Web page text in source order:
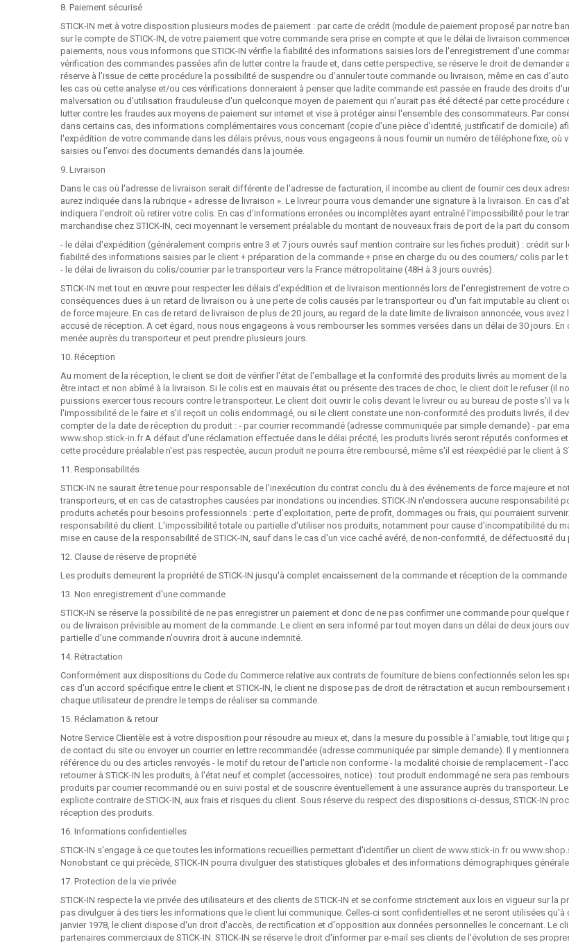
8. Paiement sécurisé
STICK-IN met à votre disposition plusieurs modes de paiement : par carte de crédit (module de paiement proposé par notre
sur le compte de STICK-IN, de votre paiement que votre commande sera prise en compte et que le délai de livraison
paiements, nous vous informons que STICK-IN vérifie la fiabilité des informations saisies lors de l'enregistrement d'une
vérification des commandes passées afin de lutter contre la fraude et, dans cette perspective, se réserve le droit de
réserve à l'issue de cette procédure la possibilité de suspendre ou d'annuler toute commande ou livraison, même en cas
les cas où cette analyse et/ou ces vérifications donneraient à penser que ladite commande est passée en fraude des droits
malversation ou d'utilisation frauduleuse d'un quelconque moyen de paiement qui n'aurait pas été détecté par cette
lutter contre les fraudes aux moyens de paiement sur internet et vise à protéger ainsi l'ensemble des consommateurs. Par
dans certains cas, des informations complémentaires vous concernant (copie d’une pièce d'identité, justificatif de domicile)
l'expédition de votre commande dans les délais prévus, nous vous engageons à nous fournir un numéro de téléphone fixe,
saisies ou l’envoi des documents demandés dans la journée.
9. Livraison
Dans le cas où l'adresse de livraison serait différente de l'adresse de facturation, il incombe au client de fournir ces deux
aurez indiquée dans la rubrique « adresse de livraison ». Le livreur pourra vous demander une signature à la livraison. En cas
indiquera l'endroit où retirer votre colis. En cas d'informations erronées ou incomplètes ayant entraîné l'impossibilité pour le
marchandise chez STICK-IN, ceci moyennant le versement préalable du montant de nouveaux frais de port de la part du
- le délai d'expédition (généralement compris entre 3 et 7 jours ouvrés sauf mention contraire sur les fiches produit) : crédit sur
fiabilité des informations saisies par le client + préparation de la commande + prise en charge du ou des courriers/ colis par le
- le délai de livraison du colis/courrier par le transporteur vers la France métropolitaine (48H à 3 jours ouvrés).
STICK-IN met tout en œuvre pour respecter les délais d'expédition et de livraison mentionnés lors de l'enregistrement de
conséquences dues à un retard de livraison ou à une perte de colis causés par le transporteur ou d'un fait imputable au
de force majeure. En cas de retard de livraison de plus de 20 jours, au regard de la date limite de livraison annoncée, vous
accusé de réception. A cet égard, nous nous engageons à vous rembourser les sommes versées dans un délai de 30 jours.
menée auprès du transporteur et peut prendre plusieurs jours.
10. Réception
Au moment de la réception, le client se doit de vérifier l'état de l'emballage et la conformité des produits livrés au moment de
être intact et non abîmé à la livraison. Si le colis est en mauvais état ou présente des traces de choc, le client doit le refuser (il
puissions exercer tous recours contre le transporteur. Le client doit ouvrir le colis devant le livreur ou au bureau de poste s'il
l'impossibilité de le faire et s'il reçoit un colis endommagé, ou si le client constate une non-conformité des produits livrés, il
compter de la date de réception du produit : - par courrier recommandé (adresse communiquée par simple demande) - par
www.shop.stick-in.fr A défaut d'une réclamation effectuée dans le délai précité, les produits livrés seront réputés conformes
cette procédure préalable n'est pas respectée, aucun produit ne pourra être remboursé, même s'il est réexpédié par le client à
11. Responsabilités
STICK-IN ne saurait être tenue pour responsable de l'inexécution du contrat conclu du à des événements de force majeure et
transporteurs, et en cas de catastrophes causées par inondations ou incendies. STICK-IN n'endossera aucune
produits achetés pour besoins professionnels : perte d'exploitation, perte de profit, dommages ou frais, qui pourraient
responsabilité du client. L'impossibilité totale ou partielle d'utiliser nos produits, notamment pour cause d'incompatibilité du
mise en cause de la responsabilité de STICK-IN, sauf dans le cas d'un vice caché avéré, de non-conformité, de défectuosité du
12. Clause de réserve de propriété
Les produits demeurent la propriété de STICK-IN jusqu'à complet encaissement de la commande et réception de la commande
13. Non enregistrement d'une commande
STICK-IN se réserve la possibilité de ne pas enregistrer un paiement et donc de ne pas confirmer une commande pour
ou de livraison prévisible au moment de la commande. Le client en sera informé par tout moyen dans un délai de deux jours
partielle d'une commande n'ouvrira droit à aucune indemnité.
14. Rétractation
Conformément aux dispositions du Code du Commerce relative aux contrats de fourniture de biens confectionnés selon les
cas d'un accord spécifique entre le client et STICK-IN, le client ne dispose pas de droit de rétractation et aucun remboursement
chaque utilisateur de prendre le temps de réaliser sa commande.
15. Réclamation & retour
Notre Service Clientèle est à votre disposition pour résoudre au mieux et, dans la mesure du possible à l'amiable, tout litige
de contact du site ou envoyer un courrier en lettre recommandée (adresse communiquée par simple demande). Il y
référence du ou des articles renvoyés - le motif du retour de l'article non conforme - la modalité choisie de remplacement -
retourner à STICK-IN les produits, à l'état neuf et complet (accessoires, notice) : tout produit endommagé ne sera pas
produits par courrier recommandé ou en suivi postal et de souscrire éventuellement à une assurance auprès du
explicite contraire de STICK-IN, aux frais et risques du client. Sous réserve du respect des dispositions ci-dessus, STICK-IN
réception des produits.
16. Informations confidentielles
STICK-IN s'engage à ce que toutes les informations recueillies permettant d'identifier un client de www.stick-in.fr ou
Nonobstant ce qui précède, STICK-IN pourra divulguer des statistiques globales et des informations démographiques
17. Protection de la vie privée
STICK-IN respecte la vie privée des utilisateurs et des clients de STICK-IN et se conforme strictement aux lois en vigueur sur la
pas divulguer à des tiers les informations que le client lui communique. Celles-ci sont confidentielles et ne seront utilisées
janvier 1978, le client dispose d'un droit d'accès, de rectification et d'opposition aux données personnelles le concernant. Le
partenaires commerciaux de STICK-IN. STICK-IN se réserve le droit d'informer par e-mail ses clients de l'évolution de ses